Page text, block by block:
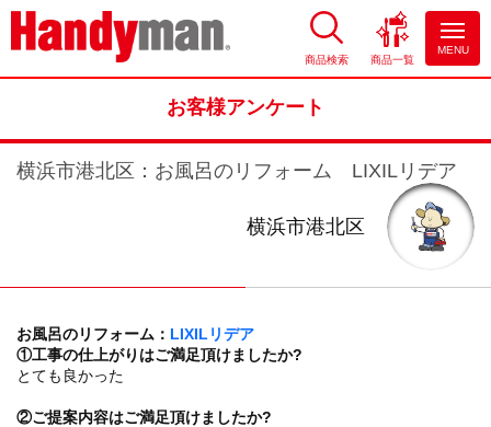
お風呂やキッチンのリフォーム
商品検索 商品一覧
MENU
お客様アンケート
横浜市港北区：お風呂のリフォーム LIXILリデア
横浜市港北区
お風呂のリフォーム： LIXILリデア
①工事の仕上がりはご満足頂けましたか?
とても良かった
②ご提案内容はご満足頂けましたか?